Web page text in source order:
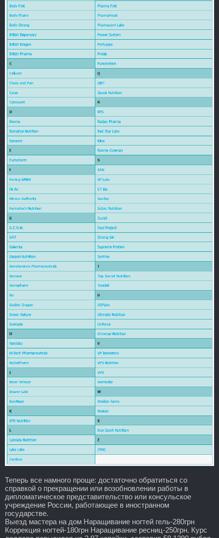
Теперь все намного проще: достаточно обратиться со
справкой о прекращении или возобновлении работы в
дипломатическое представительство или консульское
учреждение России, работающее в иностранном
государстве.
Выезд мастера на дом Наращивание ногтей гель-280грн
Коррекция ногтей-180грн Наращивание ресниц-250грн. Курс